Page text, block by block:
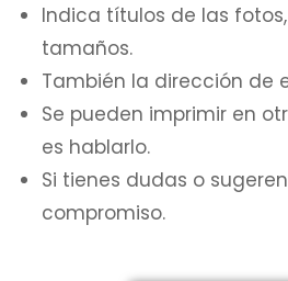
Indica títulos de las
tamaños.
También la dirección de
Se pueden imprimir en
es hablarlo.
Si tienes dudas o
compromiso.